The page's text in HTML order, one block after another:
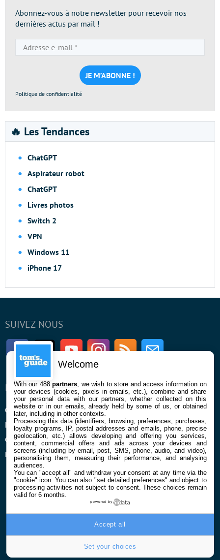
Abonnez-vous à notre newsletter pour recevoir nos
dernières actus par mail !
e-
mail
*
Politique de confidentialité
🔥 Les Tendances
ChatGPT
Aspirateur robot
ChatGPT
Livres photos
Switch 2
VPN
Windows 11
iPhone 17
SUIVEZ-NOUS
FacebookTwitter Youtube InstagramRSS Newsletter
ENTREPRISE
Qui sommes nous
Mentions légales et CGU
Confidentialité et Cookies
Préférences cookies
À PROPOS
La rédaction
Contact
Welcome
With our 488partners , we wish to store and access information on
your devices (cookies, pixels in emails, etc.), combine and share
your personal data with our partners, whether collected on this
website or in our emails, already held by some of us, or obtained
later, including in other contexts.
Processing this data (identifiers, browsing, preferences, purchases,
loyalty programs, IP, postal addresses and emails, phone, precise
geolocation, etc.) allows developing and offering you services,
content, commercial offers and ads across your devices and
screens (including by email, post, SMS, phone, audio, and video),
personalising them, measuring their performance, and analysing
audiences.
You can "accept all" and withdraw your consent at any time via the
"cookie" icon. You can also "set detailed preferences" and object to
processing activities not subject to consent. These choices remain
valid for 6 months.
powered by
Set your choices
Accept all